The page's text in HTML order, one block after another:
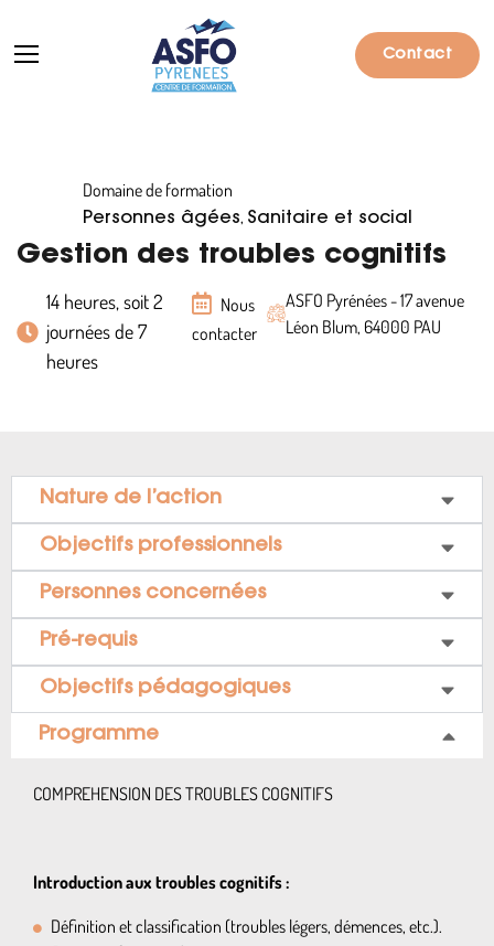
Contact
Formations
Particuliers
Qui sommes-nous ?
Notre catalogue
Domaine de formation
Personnes âgées, Sanitaire et social
Gestion des troubles cognitifs
14 heures, soit 2
journées de 7
heures
Nous
contacter
ASFO Pyrénées - 17 avenue
Léon Blum, 64000 PAU
Nature de l’action
Objectifs professionnels
Personnes concernées
Pré-requis
Objectifs pédagogiques
Programme
COMPREHENSION DES TROUBLES COGNITIFS
Introduction aux troubles cognitifs :
Définition et classification (troubles légers, démences, etc.).